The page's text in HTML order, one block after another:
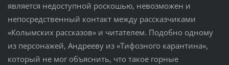
является недоступной роскошью, невозможен и
непосредственный контакт между рассказчиками
«Колымских рассказов» и читателем. Подобно одному
из персонажей, Андрееву из «Тифозного карантина»,
который не мог объяснить, что такое горные